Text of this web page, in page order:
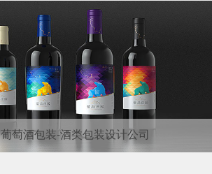
葡萄酒包装-酒类包装设计公司